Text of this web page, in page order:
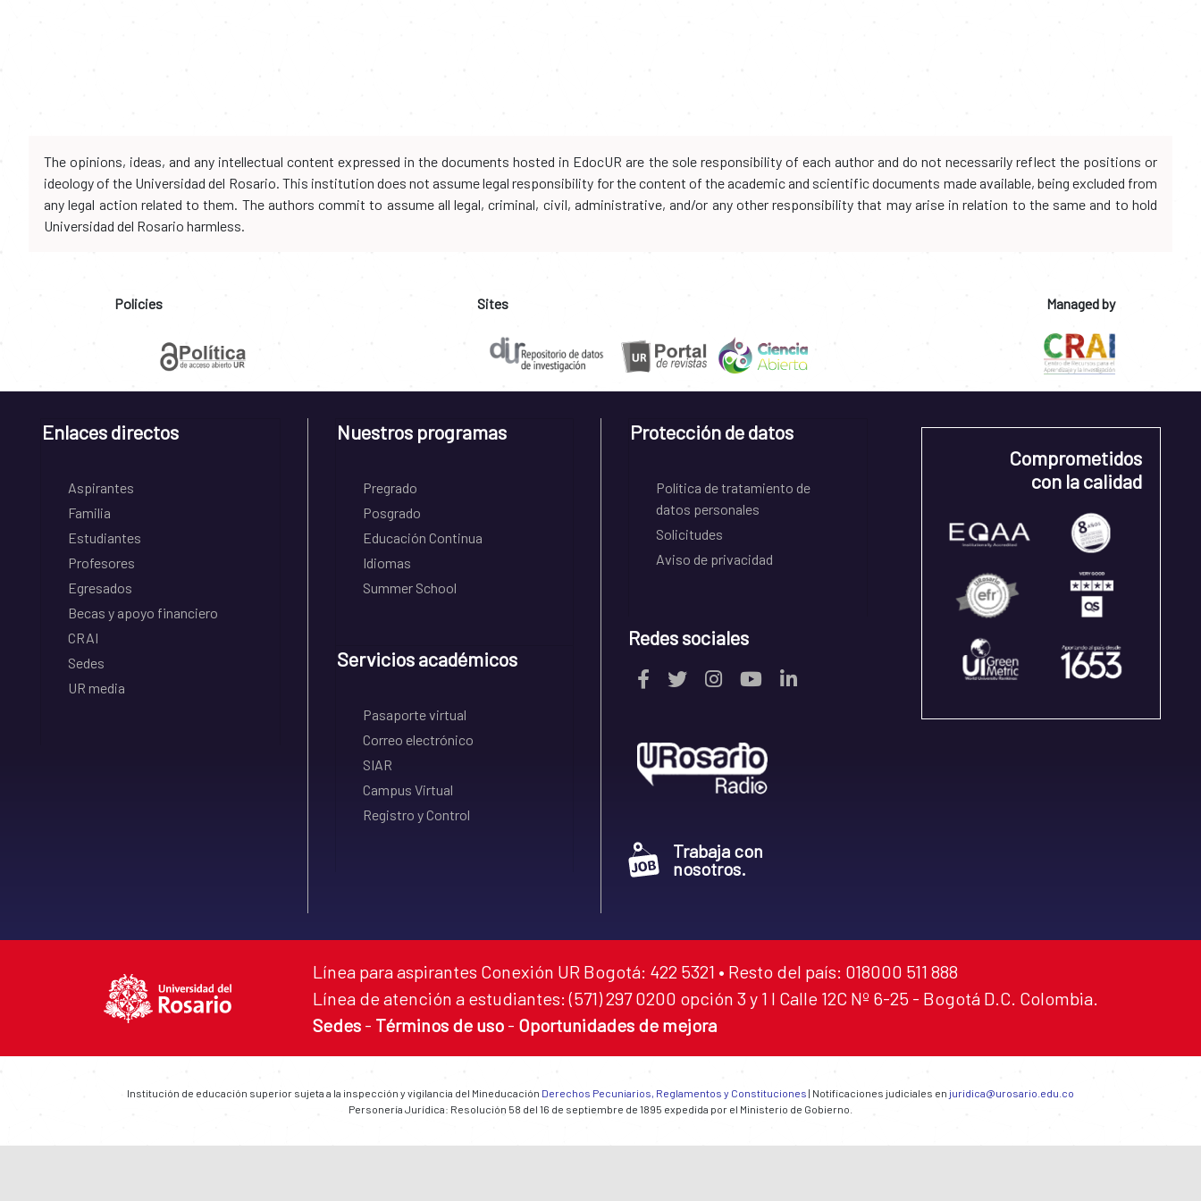
The opinions, ideas, and any intellectual content expressed in the documents hosted in EdocUR are the sole responsibility of each author and do not necessarily reflect the positions or
ideology of the Universidad del Rosario. This institution does not assume legal responsibility for the content of the academic and scientific documents made available, being excluded from
any legal action related to them. The authors commit to assume all legal, criminal, civil, administrative, and/or any other responsibility that may arise in relation to the same and to hold
Universidad del Rosario harmless.
Policies Sites Managed by
Enlaces directos
Aspirantes
Familia
Estudiantes
Profesores
Egresados
Becas y apoyo financiero
CRAI
Sedes
UR media
Nuestros programas
Pregrado
Posgrado
Educación Continua
Idiomas
Summer School
Servicios académicos
Pasaporte virtual
Correo electrónico
SIAR
Campus Virtual
Registro y Control
Protección de datos
Política de tratamiento de
datos personales
Solicitudes
Aviso de privacidad
Redes sociales
Trabaja con
nosotros.
Comprometidos
con la calidad
Línea para aspirantes Conexión UR Bogotá: 422 5321 • Resto del país: 018000 511 888
Línea de atención a estudiantes: (571) 297 0200 opción 3 y 1 I Calle 12C Nº 6-25 - Bogotá D.C. Colombia.
Sedes - Términos de uso - Oportunidades de mejora
Institución de educación superior sujeta a la inspección y vigilancia del Mineducación Derechos Pecuniarios, Reglamentos y Constituciones | Notificaciones judiciales en juridica@urosario.edu.co
Personería Jurídica: Resolución 58 del 16 de septiembre de 1895 expedida por el Ministerio de Gobierno.